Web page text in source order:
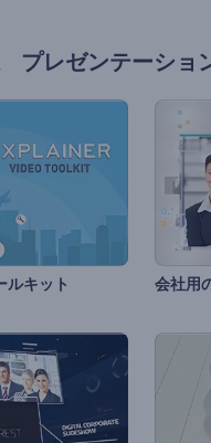
プレゼンテーショ
ルキット